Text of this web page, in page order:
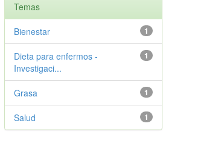
Temas
1
Bienestar
1
Dieta para enfermos -
Investigaci...
1
Grasa
1
Salud